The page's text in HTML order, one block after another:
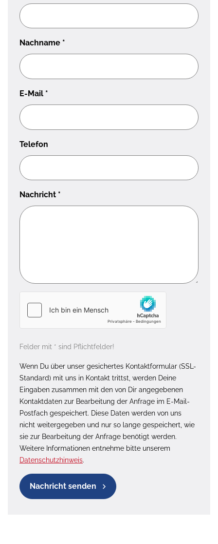
Nachname *
E-Mail *
Telefon
Nachricht *
Felder mit * sind Pflichtfelder!
Wenn Du über unser gesichertes Kontaktformular (SSL-
Standard) mit uns in Kontakt trittst, werden Deine
Eingaben zusammen mit den von Dir angegebenen
Kontaktdaten zur Bearbeitung der Anfrage im E-Mail-
Postfach gespeichert. Diese Daten werden von uns
nicht weitergegeben und nur so lange gespeichert, wie
sie zur Bearbeitung der Anfrage benötigt werden.
Weitere Informationen entnehme bitte unserem
Datenschutzhinweis.
Nachricht senden